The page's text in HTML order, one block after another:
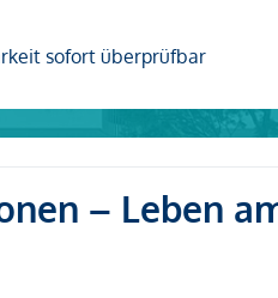
sofort überprüfbar
– Leben